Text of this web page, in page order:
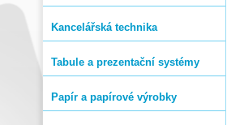
Kancelářská technika
Tabule a prezentační systémy
Papír a papírové výrobky